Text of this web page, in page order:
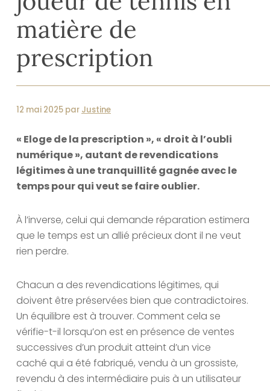
matière de
prescription
12 mai 2025 par Justine
« Eloge de la prescription », « droit à l’oubli
numérique », autant de revendications
légitimes à une tranquillité gagnée avec le
temps pour qui veut se faire oublier.
À l’inverse, celui qui demande réparation estimera
que le temps est un allié précieux dont il ne veut
rien perdre.
Chacun a des revendications légitimes, qui
doivent être préservées bien que contradictoires.
Un équilibre est à trouver. Comment cela se
vérifie-t-il lorsqu’on est en présence de ventes
successives d’un produit atteint d’un vice
caché qui a été fabriqué, vendu à un grossiste,
revendu à des intermédiaire puis à un utilisateur